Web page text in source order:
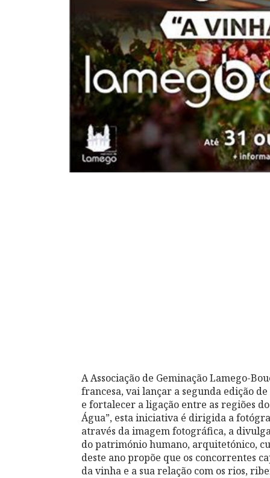
A Associação de Geminação Lamego-
francesa, vai lançar a segunda edição
e fortalecer a ligação entre as regiões
Água”, esta iniciativa é dirigida a
através da imagem fotográfica, a
do património humano, arquitetónico,
deste ano propõe que os concorrentes
da vinha e a sua relação com os rios,